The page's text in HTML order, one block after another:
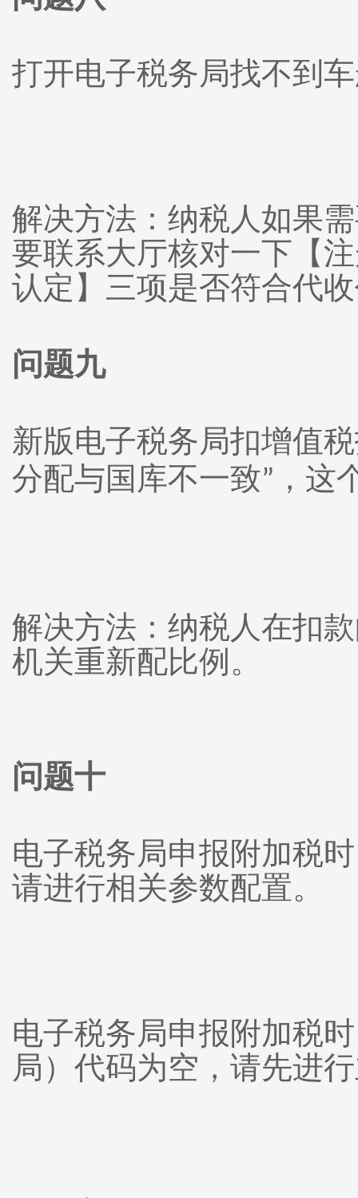
打开电子税务局找不到
解决方法：纳税人如果
要联系大厅核对一下【
认定】三项是否符合代
问题九
新版电子税务局扣增值
分配与国库不一致” ，这
解决方法：纳税人在扣
机关重新配比例。
问题十
电子税务局申报附加税
请进行相关参数配置。
电子税务局申报附加税
局）代码为空，请先进